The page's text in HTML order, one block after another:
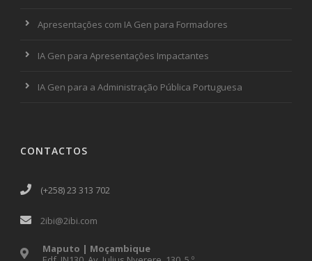
Apresentações com IA Gen para Formadores
IA Gen para Apresentações Impactantes
IA Gen para a Administração Pública Portuguesa
CONTACTOS
(+258) 23 313 702
2ibi@2ibi.com
Maputo | Moçambique